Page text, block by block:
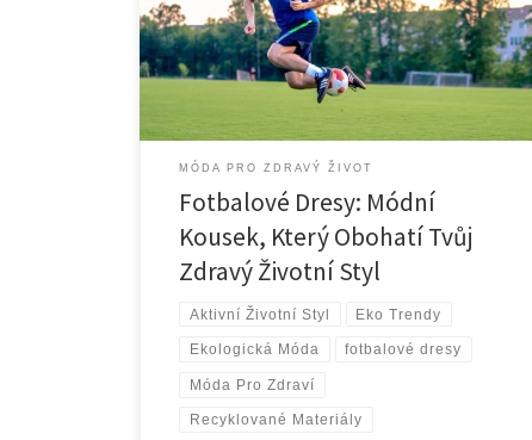
fotbalové dresy staly něčím víc než jen sportovním
oblečením. Staly se součástí každodenní módy a pro
mnohé také důležitým prvkem zdravého životního
stylu. Ať už je nosíte […]
MÓDA PRO ZDRAVÝ ŽIVOT
Fotbalové Dresy: Módní
Kousek, Který Obohatí Tvůj
Zdravý Životní Styl
Aktivní Životní Styl Eko Trendy
Ekologická Móda fotbalové dresy
Móda Pro Zdraví
Recyklované Materiály